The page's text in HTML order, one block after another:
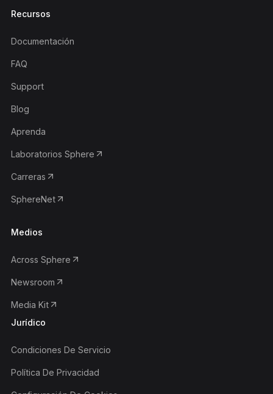
Recursos
Documentación
FAQ
Support
Blog
Aprenda
Laboratorios Sphere
Carreras
SphereNet
Medios
Across Sphere
Newsroom
Media Kit
Jurídico
Condiciones De Servicio
Política De Privacidad